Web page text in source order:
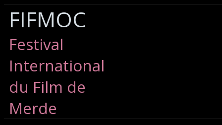
FIFMOC
Festival
International
du Film de
Merde